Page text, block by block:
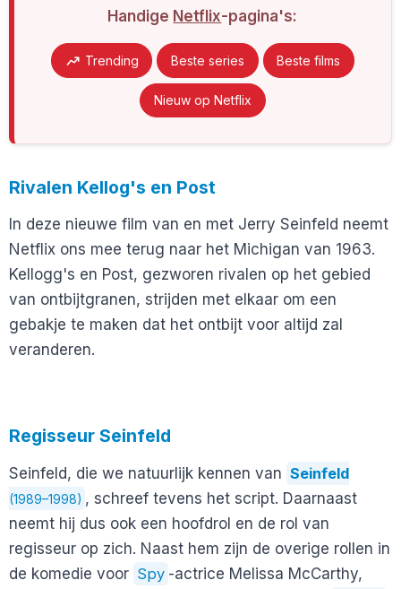
Handige Netflix-pagina's:
Trending Beste series Beste films
Nieuw op Netflix
Rivalen Kellog's en Post
In deze nieuwe film van en met Jerry Seinfeld neemt
Netflix ons mee terug naar het Michigan van 1963.
Kellogg's en Post, gezworen rivalen op het gebied
van ontbijtgranen, strijden met elkaar om een
gebakje te maken dat het ontbijt voor altijd zal
veranderen.
Regisseur Seinfeld
Seinfeld, die we natuurlijk kennen van Seinfeld
(1989–1998) , schreef tevens het script. Daarnaast
neemt hij dus ook een hoofdrol en de rol van
regisseur op zich. Naast hem zijn de overige rollen in
de komedie voor Spy -actrice Melissa McCarthy,